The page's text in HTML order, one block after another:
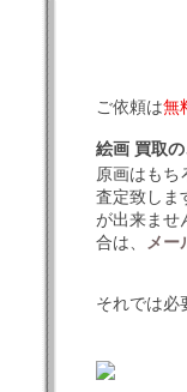
ご依頼は無
絵画 買取
原画はもち
査定致しま
が出来ませ
合は、
メー
それでは必